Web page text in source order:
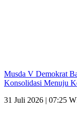
Musda V Demokrat
Konsolidasi Menuju
31 Juli 2026 | 07:25